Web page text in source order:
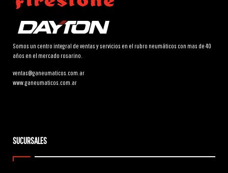
Somos un centro integral de ventas y servicios en el rubro neumáticos con mas de 40
años en el mercado rosarino.
ventas@ganeumaticos.com.ar
www.ganeumaticos.com.ar
SUCURSALES